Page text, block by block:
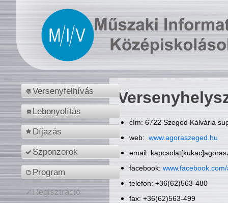
Versenyfelhívás
Lebonyolítás
Díjazás
Szponzorok
Program
Regisztráció
cím: 6722 Szeged Kálvária
web: www.agoraszeged.hu
email:
facebook:
telefon: +36(62)563-480
fax: +36(62)563-499